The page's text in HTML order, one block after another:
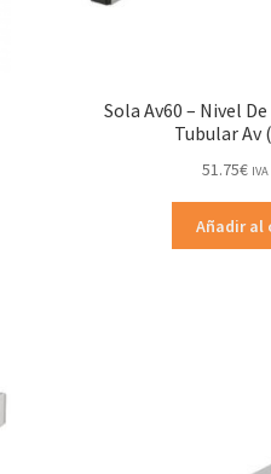
Sola Av60 – Nivel
Tubular Av
51.75€
Añadir al